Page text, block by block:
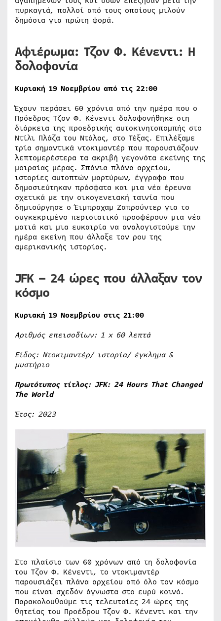
πυρκαγιά, πολλοί από τους οποίους μιλούν
δημόσια για πρώτη φορά.
Αφιέρωμα: Τζον Φ. Κένεντι: Η
δολοφονία
Κυριακή 19 Νοεμβρίου από τις 22:00
Έχουν περάσει 60 χρόνια από την ημέρα που ο
Πρόεδρος Τζον Φ. Κένεντι δολοφονήθηκε στη
διάρκεια της προεδρικής αυτοκινητοπομπής στο
Ντίλι Πλάζα του Ντάλας, στο Τέξας. Επιλέξαμε
τρία σημαντικά ντοκιμαντέρ που παρουσιάζουν
λεπτομερέστερα τα ακριβή γεγονότα εκείνης της
μοιραίας μέρας. Σπάνια πλάνα αρχείου,
ιστορίες αυτοπτών μαρτύρων, έγγραφα που
δημοσιεύτηκαν πρόσφατα και μια νέα έρευνα
σχετικά με την οικογενειακή ταινία που
δημιούργησε ο Έιμπραχαμ Ζαπρούντερ για το
συγκεκριμένο περιστατικό προσφέρουν μια νέα
ματιά και μια ευκαιρία να αναλογιστούμε την
ημέρα εκείνη που άλλαξε τον ρου της
αμερικανικής ιστορίας.
JFK– 24 ώρες που άλλαξαν τον
κόσμο
Κυριακή 19 Νοεμβρίου στις 21:00
Αριθμός επεισοδίων: 1 x60 λεπτά
Είδος: Ντοκιμαντέρ/ ιστορία/ έγκλημα &
μυστήριο
Πρωτότυπος τίτλος: JFK: 24 Hours That Changed
The World
Έτος: 2023
Στο πλαίσιο των 60 χρόνων από τη δολοφονία
του Τζον Φ. Κένεντι, το ντοκιμαντέρ
παρουσιάζει πλάνα αρχείου από όλο τον κόσμο
που είναι σχεδόν άγνωστα στο ευρύ κοινό.
Παρακολουθούμε τις τελευταίες 24 ώρες της
θητείας του Προέδρου Τζον Φ. Κένεντι και την